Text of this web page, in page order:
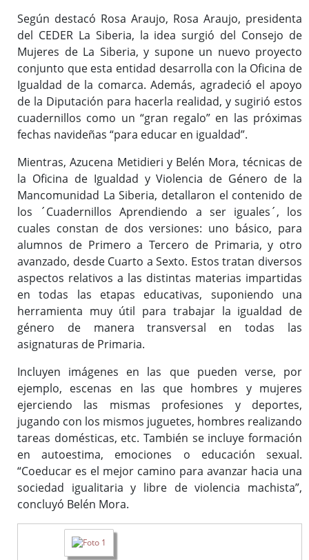
Según destacó Rosa Araujo, Rosa Araujo, presidenta
del CEDER La Siberia, la idea surgió del Consejo de
Mujeres de La Siberia, y supone un nuevo proyecto
conjunto que esta entidad desarrolla con la Oficina de
Igualdad de la comarca. Además, agradeció el apoyo
de la Diputación para hacerla realidad, y sugirió estos
cuadernillos como un “gran regalo” en las próximas
fechas navideñas “para educar en igualdad”.
Mientras, Azucena Metidieri y Belén Mora, técnicas de
la Oficina de Igualdad y Violencia de Género de la
Mancomunidad La Siberia, detallaron el contenido de
los ´Cuadernillos Aprendiendo a ser iguales´, los
cuales constan de dos versiones: uno básico, para
alumnos de Primero a Tercero de Primaria, y otro
avanzado, desde Cuarto a Sexto. Estos tratan diversos
aspectos relativos a las distintas materias impartidas
en todas las etapas educativas, suponiendo una
herramienta muy útil para trabajar la igualdad de
género de manera transversal en todas las
asignaturas de Primaria.
Incluyen imágenes en las que pueden verse, por
ejemplo, escenas en las que hombres y mujeres
ejerciendo las mismas profesiones y deportes,
jugando con los mismos juguetes, hombres realizando
tareas domésticas, etc. También se incluye formación
en autoestima, emociones o educación sexual.
“Coeducar es el mejor camino para avanzar hacia una
sociedad igualitaria y libre de violencia machista”,
concluyó Belén Mora.